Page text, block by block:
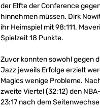
der Elfte der Conference
hinnehmen müssen. Dirk
ihr Heimspiel mit 98:111.
Spielzeit 18 Punkte.
Zuvor konnten sowohl gegen
Jazz jeweils Erfolge erzielt
Magics wenige Probleme.
zweite Viertel (32:12) den
23:17 nach dem